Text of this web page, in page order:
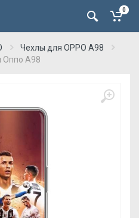
0
Чехлы для OPPO A98
Оппо А98